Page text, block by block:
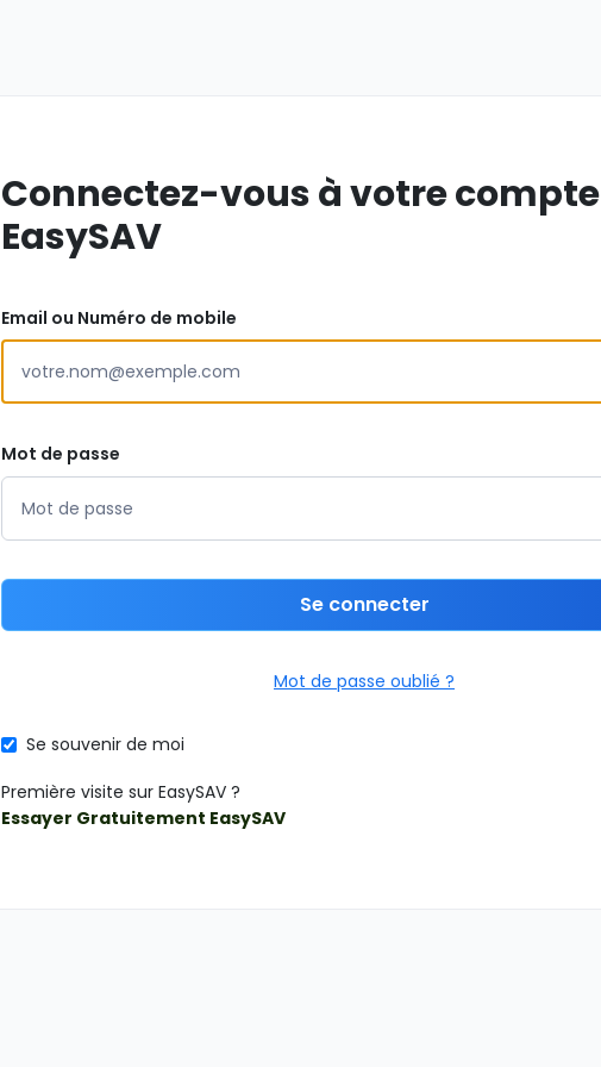
Connectez-vous à votre compte
EasySAV
Email ou Numéro de mobile
Mot de passe
Se connecter
Mot de passe oublié ?
Se souvenir de moi
Première visite sur EasySAV ?
Essayer Gratuitement EasySAV